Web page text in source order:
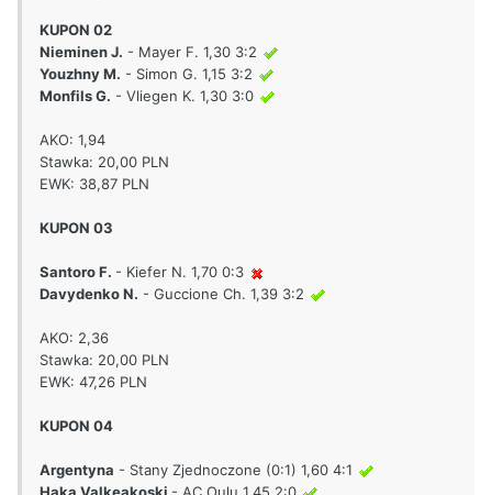
KUPON 02
Nieminen J. - Mayer F. 1,30 3:2
Youzhny M. - Simon G. 1,15 3:2
Monfils G. - Vliegen K. 1,30 3:0
AKO: 1,94
Stawka: 20,00 PLN
EWK: 38,87 PLN
KUPON 03
Santoro F. - Kiefer N. 1,70 0:3
Davydenko N. - Guccione Ch. 1,39 3:2
AKO: 2,36
Stawka: 20,00 PLN
EWK: 47,26 PLN
KUPON 04
Argentyna - Stany Zjednoczone (0:1) 1,60 4:1